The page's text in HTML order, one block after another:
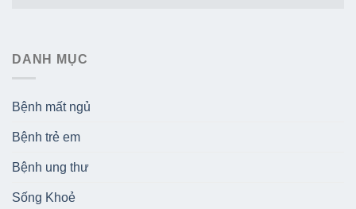
DANH MỤC
Bệnh mất ngủ
Bệnh trẻ em
Bệnh ung thư
Sống Khoẻ